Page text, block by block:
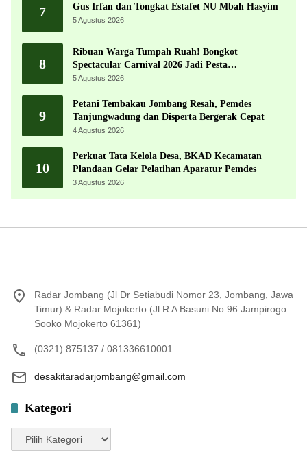
7 Gus Irfan dan Tongkat Estafet NU Mbah Hasyim
5 Agustus 2026
8
Ribuan Warga Tumpah Ruah! Bongkot
Spectacular Carnival 2026 Jadi Pesta
Kemerdekaan Terbesar di Peterongan
5 Agustus 2026
9
Petani Tembakau Jombang Resah, Pemdes
Tanjungwadung dan Disperta Bergerak Cepat
4 Agustus 2026
10
Perkuat Tata Kelola Desa, BKAD Kecamatan
Plandaan Gelar Pelatihan Aparatur Pemdes
3 Agustus 2026
Radar Jombang (Jl Dr Setiabudi Nomor 23, Jombang, Jawa
Timur) & Radar Mojokerto (Jl R A Basuni No 96 Jampirogo
Sooko Mojokerto 61361)
(0321) 875137 / 081336610001
desakitaradarjombang@gmail.com
Kategori
Kategori